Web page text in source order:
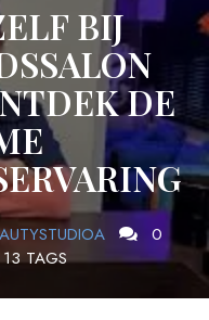
BIJ
DE
0
TAGS